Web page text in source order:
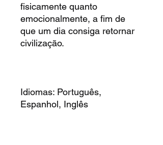
fisicamente quanto
emocionalmente, a fim de
que um dia consiga retornar
civilização.
Idiomas: Português,
Espanhol, Inglês